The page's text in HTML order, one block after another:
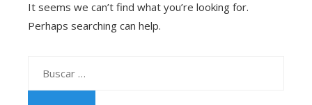
It seems we can’t find what you’re looking for.
Perhaps searching can help.